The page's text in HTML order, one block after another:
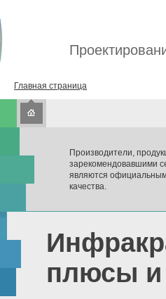
Главная страница
Производители,
зарекомендовавшими
являются
качества.
плюсы